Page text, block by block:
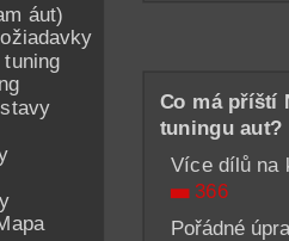
áut)
Co má příští
tuningu aut?
Více dílů na
366
Pořádné